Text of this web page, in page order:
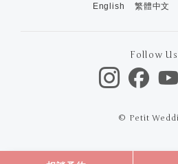
English 繁體中文
Follow Us
© Petit